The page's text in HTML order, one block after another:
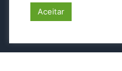
Aceitar